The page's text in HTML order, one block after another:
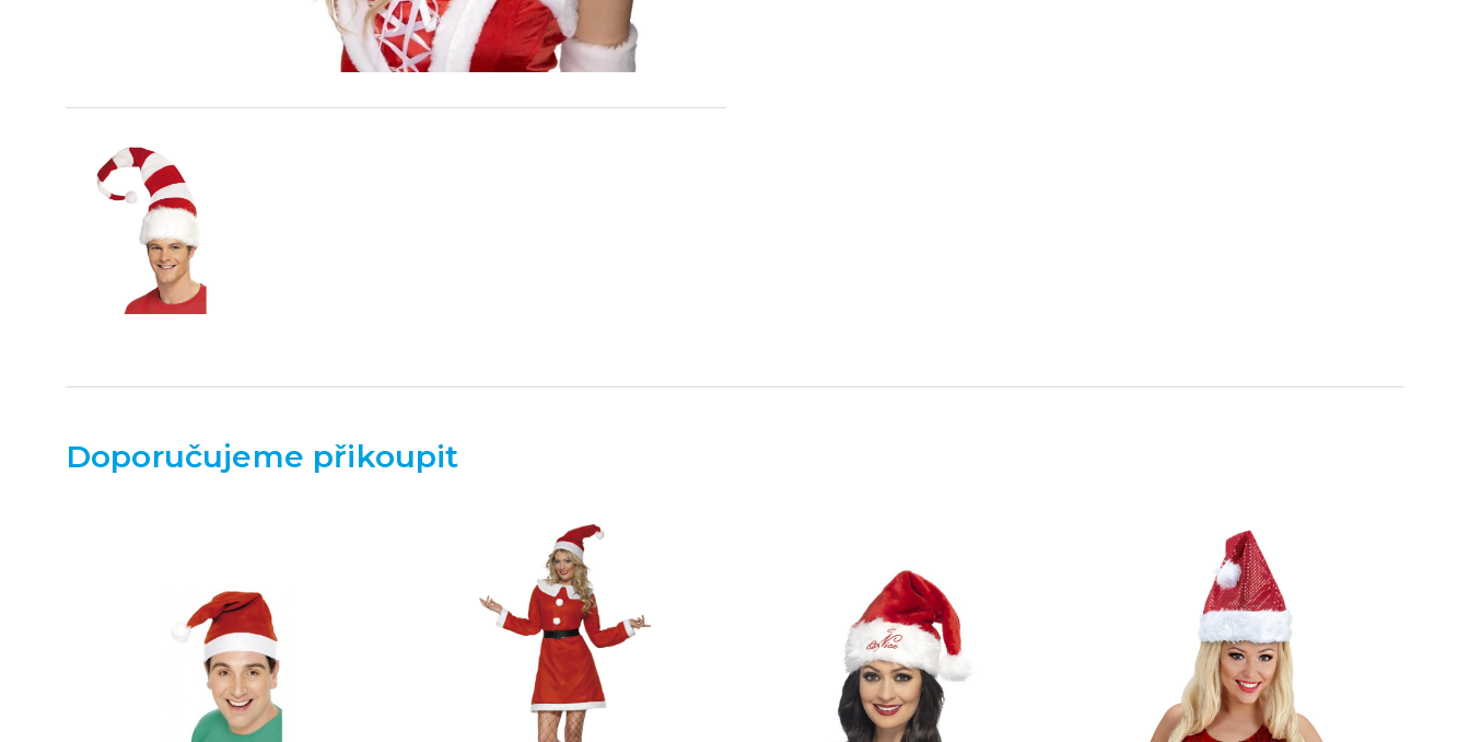
Doporučujeme přikoupit